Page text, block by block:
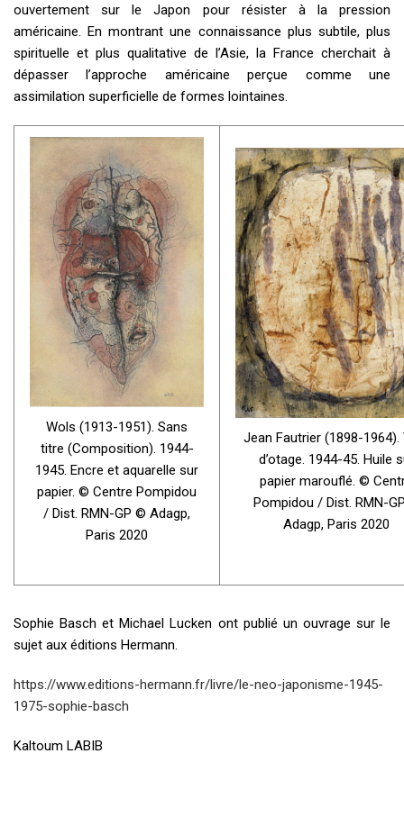
ouvertement sur le Japon pour résister à la pression
américaine. En montrant une connaissance plus subtile, plus
spirituelle et plus qualitative de l’Asie, la France cherchait à
dépasser l’approche américaine perçue comme une
assimilation superficielle de formes lointaines.
Wols (1913-1951). Sans
titre (Composition). 1944-
1945. Encre et aquarelle sur
papier. © Centre Pompidou
/ Dist. RMN-GP © Adagp,
Paris 2020
Jean Fautrier (1898-1964).
d’otage. 1944-45. Huile
papier marouflé. ©
Pompidou / Dist. RMN-
Adagp, Paris 2020
Sophie Basch et Michael Lucken ont publié un ouvrage sur le
sujet aux éditions Hermann.
https://www.editions-hermann.fr/livre/le-neo-japonisme-1945-
1975-sophie-basch
Kaltoum LABIB